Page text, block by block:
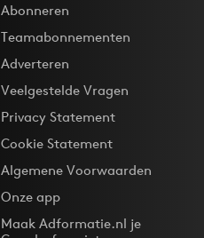
Abonneren
Teamabonnementen
Adverteren
Veelgestelde Vragen
Privacy Statement
Cookie Statement
Algemene Voorwaarden
Onze app
Maak Adformatie.nl je